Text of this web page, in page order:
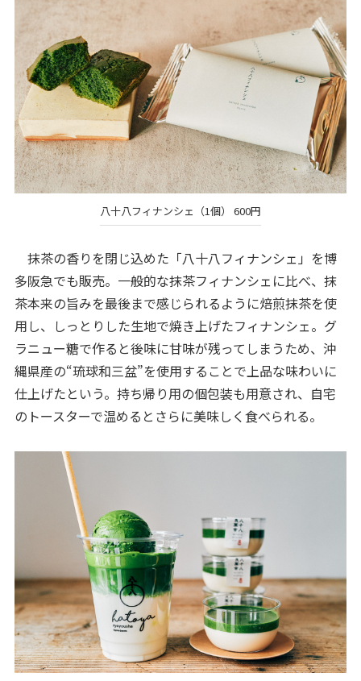
八十八フィナンシェ（1個） 600円
抹茶の香りを閉じ込めた「八十八フィナンシェ」を博
多阪急でも販売。一般的な抹茶フィナンシェに比べ、抹
茶本来の旨みを最後まで感じられるように焙煎抹茶を使
用し、しっとりした生地で焼き上げたフィナンシェ。グ
ラニュー糖で作ると後味に甘味が残ってしまうため、沖
縄県産の“琉球和三盆”を使用することで上品な味わいに
仕上げたという。持ち帰り用の個包装も用意され、自宅
のトースターで温めるとさらに美味しく食べられる。